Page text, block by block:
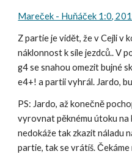
Mareček - Huňáček 1:0,
Z partie je vidět, že v Cejli v
náklonnost k síle jezdců.. V
g4 se snahou omezit bujné
e4+! a partii vyhrál. Jardo,
PS: Jardo, až konečně
vyrovnat pěknému útoku na
nedokáže tak zkazit náladu
partie, tak se vrátíš.